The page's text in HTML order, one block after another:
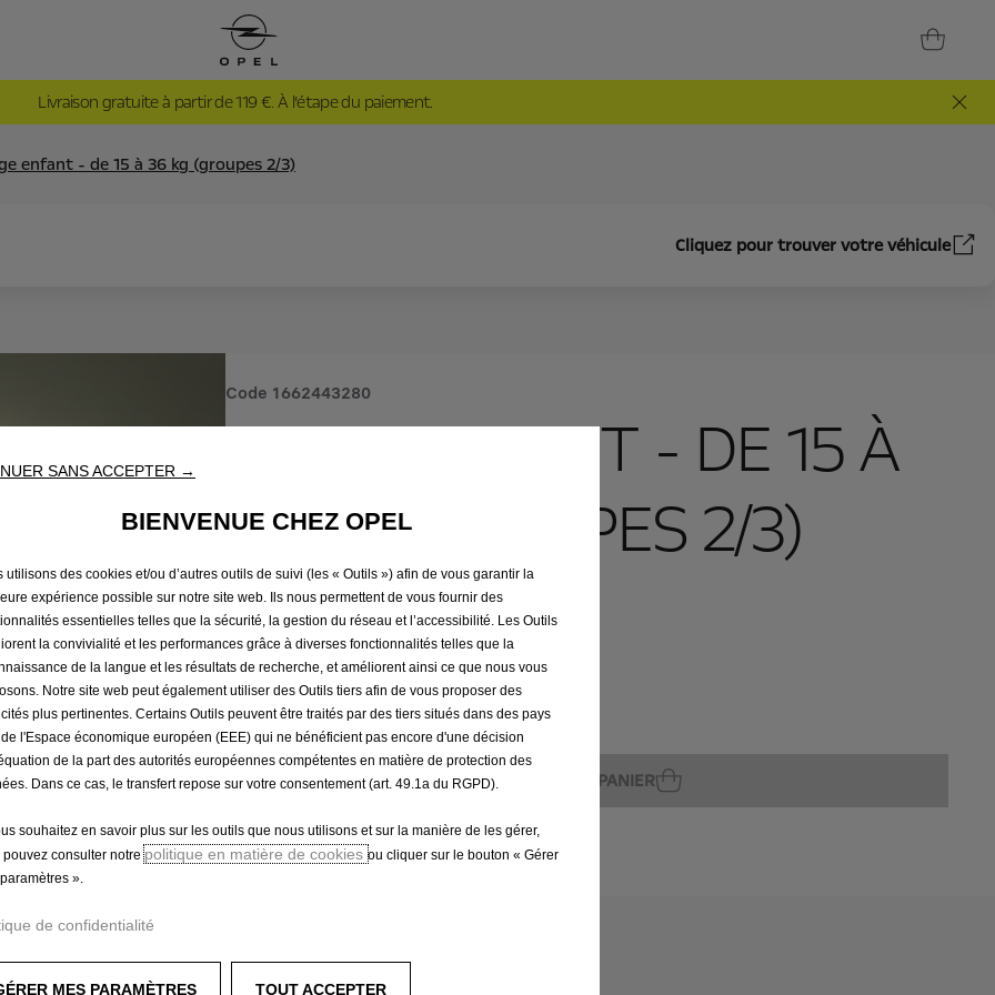
Livraison gratuite à partir de 119 €. À l’étape du paiement.
enfant - de 15 à 36 kg (groupes 2/3)
Cliquez pour trouver votre véhicule
Code 1662443280
SIEGE ENFANT - DE 15 À
36 KG (GROUPES 2/3)
231,83 €
P
r
i
c
e
i
s
2
3
TTC/unité
-
+
Q
u
a
n
i
t
Produit en rupture
AJOUTER AU PANIER
Paiement en plusieurs fois
les plus strictes.
SANS ACCEPTER →
BIENVENUE CHEZ OPEL
utilisons des cookies et/ou d’autres outils de suivi (les « Outils ») afin de vous garantir la
expérience possible sur notre site web. Ils nous permettent de vous fournir des
essentielles telles que la sécurité, la gestion du réseau et l’accessibilité. Les Outils
la convivialité et les performances grâce à diverses fonctionnalités telles que la
de la langue et les résultats de recherche, et améliorent ainsi ce que nous vous
Notre site web peut également utiliser des Outils tiers afin de vous proposer des
plus pertinentes. Certains Outils peuvent être traités par des tiers situés dans des pays
l'Espace économique européen (EEE) qui ne bénéficient pas encore d'une décision
de la part des autorités européennes compétentes en matière de protection des
Dans ce cas, le transfert repose sur votre consentement (art. 49.1a du RGPD).
souhaitez en savoir plus sur les outils que nous utilisons et sur la manière de les gérer,
pouvez consulter notrepolitique en matière de cookies ou cliquer sur le bouton « Gérer
».
de confidentialité
GÉRER MES PARAMÈTRES TOUT ACCEPTER